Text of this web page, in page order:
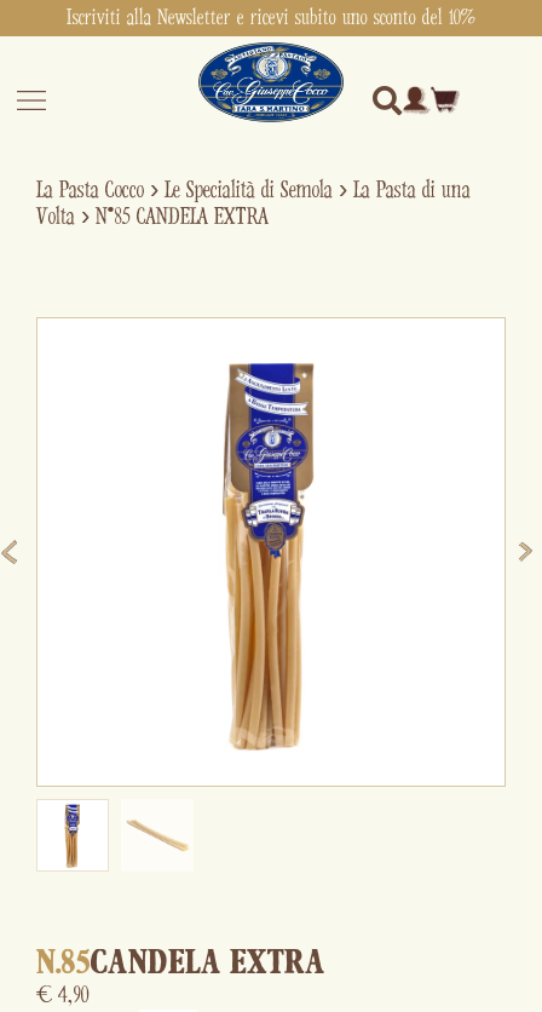
Iscriviti alla Newsletter e ricevi subito uno sconto del 10%
La Pasta Cocco › Le Specialità di Semola › La Pasta di una
Volta › N°85 CANDELA EXTRA
N.85CANDELA EXTRA
€ 4,90